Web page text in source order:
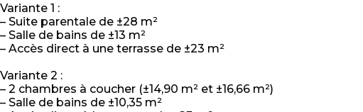
Variante 1 :
– Suite parentale de ±28 m²
– Salle de bains de ±13 m²
– Accès direct à une terrasse de ±23 m²
Variante 2 :
– 2 chambres à coucher (±14,90 m² et ±16,66 m²)
– Salle de bains de ±10,35 m²